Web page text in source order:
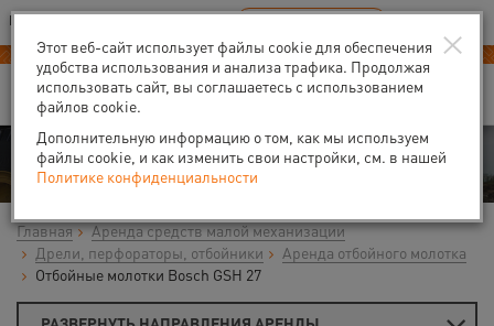
Ваш город:Екатеринбург
В Вашем регионе нет наших офисов RU EN
Аренда
Главная
Аренда средств малой механизации
Дрели, перфораторы, отбойники
Аренда отбойного молотка
Отбойные молотки Bosch GSH 27
×
Этот веб-сайт использует файлы cookie для обеспечения
удобства использования и анализа трафика. Продолжая
использовать сайт, вы соглашаетесь с использованием
файлов cookie.
Дополнительную информацию о том, как мы используем
файлы cookie, и как изменить свои настройки, см. в нашей
Политике конфиденциальности